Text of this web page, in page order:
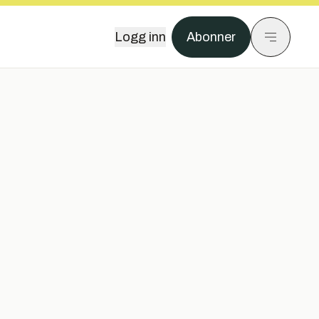
Logg inn Abonner